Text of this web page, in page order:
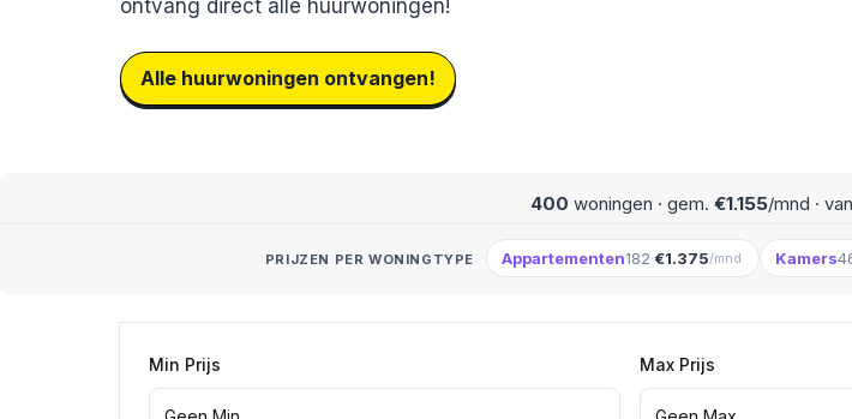
ontvang direct alle huurwoningen!
Alle huurwoningen ontvangen!
400 woningen · gem. €1.155/mnd ·
PRIJZEN PER WONINGTYPE Appartementen182·€1.375/mnd Kamers
Min Prijs Max Prijs